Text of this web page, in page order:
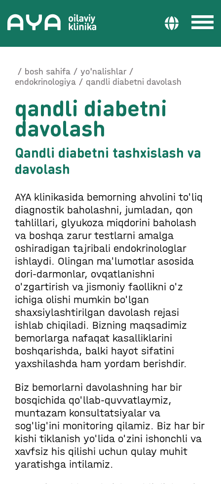
bosh sahifa
yo'nalishlar
endokrinologiya
qandli diabetni davolash
qandli diabetni
davolash
Qandli diabetni tashxislash va
davolash
AYA klinikasida bemorning ahvolini to'liq
diagnostik baholashni, jumladan, qon
tahlillari, glyukoza miqdorini baholash
va boshqa zarur testlarni amalga
oshiradigan tajribali endokrinologlar
ishlaydi. Olingan ma'lumotlar asosida
dori-darmonlar, ovqatlanishni
o'zgartirish va jismoniy faollikni o'z
ichiga olishi mumkin bo'lgan
shaxsiylashtirilgan davolash rejasi
ishlab chiqiladi. Bizning maqsadimiz
bemorlarga nafaqat kasalliklarini
boshqarishda, balki hayot sifatini
yaxshilashda ham yordam berishdir.
Biz bemorlarni davolashning har bir
bosqichida qo'llab-quvvatlaymiz,
muntazam konsultatsiyalar va
sog'lig'ini monitoring qilamiz. Biz har bir
kishi tiklanish yo'lida o'zini ishonchli va
xavfsiz his qilishi uchun qulay muhit
yaratishga intilamiz.